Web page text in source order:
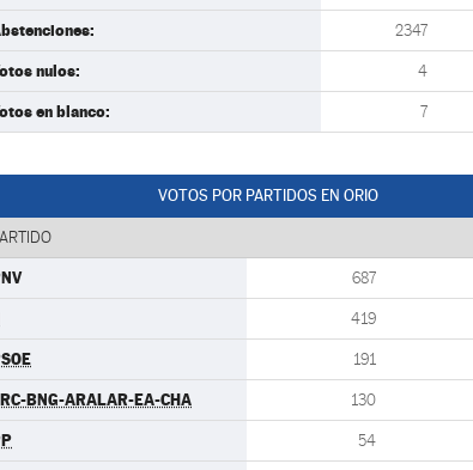
2347
nulos: 4
en blanco: 7
VOTOS POR PARTIDOS EN ORIO
687
419
191
BNG-ARALAR-EA-CHA 130
54